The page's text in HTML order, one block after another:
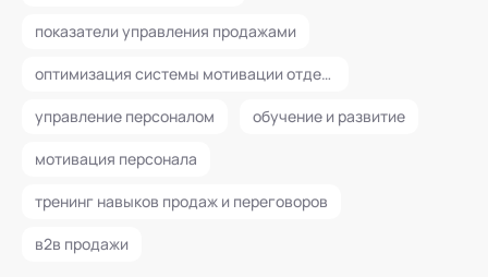
показатели управления продажами
оптимизация системы мотивации отдела продаж
управление персоналом обучение и развитие
мотивация персонала
тренинг навыков продаж и переговоров
в2в продажи